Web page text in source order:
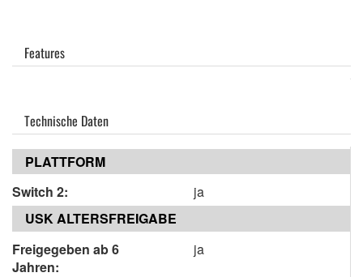
Features
Technische Daten
PLATTFORM
Switch 2:
ja
USK ALTERSFREIGABE
Freigegeben ab 6
Jahren:
ja